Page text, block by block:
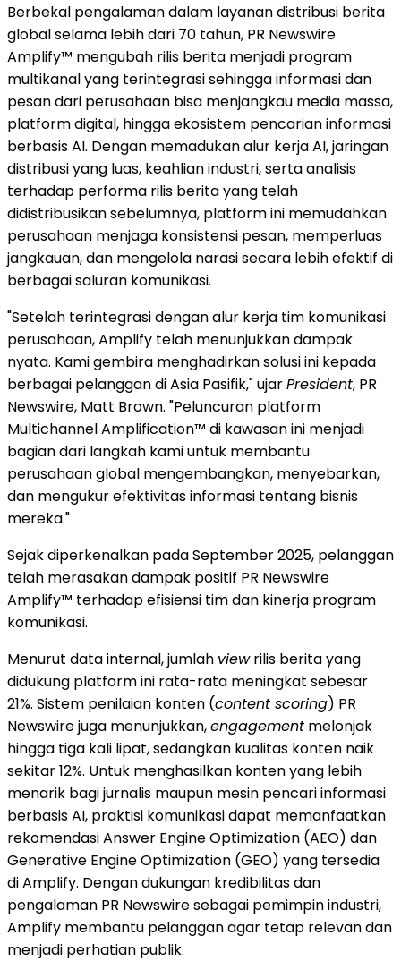
Berbekal pengalaman dalam layanan distribusi berita
global selama lebih dari 70 tahun, PR Newswire
Amplify™ mengubah rilis berita menjadi program
multikanal yang terintegrasi sehingga informasi dan
pesan dari perusahaan bisa menjangkau media massa,
platform digital, hingga ekosistem pencarian informasi
berbasis AI. Dengan memadukan alur kerja AI, jaringan
distribusi yang luas, keahlian industri, serta analisis
terhadap performa rilis berita yang telah
didistribusikan sebelumnya, platform ini memudahkan
perusahaan menjaga konsistensi pesan, memperluas
jangkauan, dan mengelola narasi secara lebih efektif di
berbagai saluran komunikasi.
"Setelah terintegrasi dengan alur kerja tim komunikasi
perusahaan, Amplify telah menunjukkan dampak
nyata. Kami gembira menghadirkan solusi ini kepada
berbagai pelanggan di Asia Pasifik," ujarPresident, PR
Newswire, Matt Brown. "Peluncuran platform
Multichannel Amplification™ di kawasan ini menjadi
bagian dari langkah kami untuk membantu
perusahaan global mengembangkan, menyebarkan,
dan mengukur efektivitas informasi tentang bisnis
mereka."
Sejak diperkenalkan pada September 2025, pelanggan
telah merasakan dampak positif PR Newswire
Amplify™ terhadap efisiensi tim dan kinerja program
komunikasi.
Menurut data internal, jumlah viewrilis berita yang
didukung platform ini rata-rata meningkat sebesar
21%. Sistem penilaian konten (content scoring) PR
Newswire juga menunjukkan,engagement melonjak
hingga tiga kali lipat, sedangkan kualitas konten naik
sekitar 12%. Untuk menghasilkan konten yang lebih
menarik bagi jurnalis maupun mesin pencari informasi
berbasis AI, praktisi komunikasi dapat memanfaatkan
rekomendasi Answer Engine Optimization (AEO) dan
Generative Engine Optimization (GEO) yang tersedia
di Amplify. Dengan dukungan kredibilitas dan
pengalaman PR Newswire sebagai pemimpin industri,
Amplify membantu pelanggan agar tetap relevan dan
menjadi perhatian publik.